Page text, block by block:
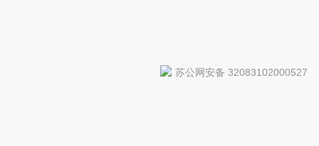
苏公网安备 32083102000527